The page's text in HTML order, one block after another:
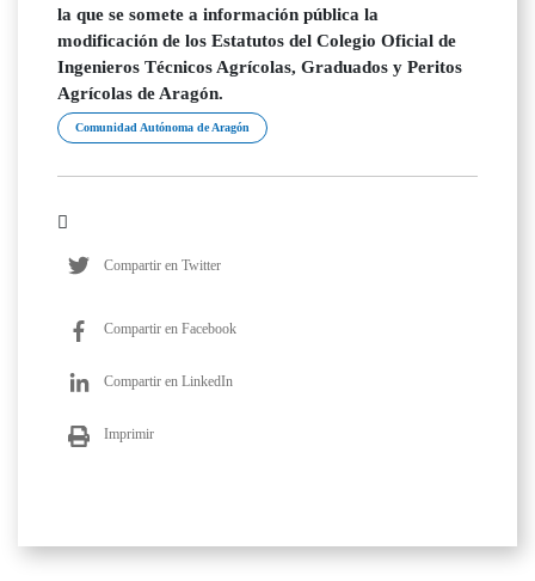
la que se somete a información pública la
modificación de los Estatutos del Colegio Oficial de
Ingenieros Técnicos Agrícolas, Graduados y Peritos
Agrícolas de Aragón.
Comunidad Autónoma de Aragón
Compartir en Twitter
Compartir en Facebook
Compartir en LinkedIn
Imprimir